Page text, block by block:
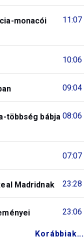
11:07
monacói
10:06
09:04
08:06
többség bábja
07:07
23:28
Madridnak
23:06
Korábbiak...